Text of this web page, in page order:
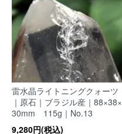
雷水晶ライトニングクォーツ
｜原石｜ブラジル産｜88×38×
30mm 115g｜No.13
9,280円(税込)